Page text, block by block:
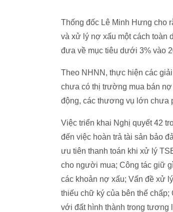
Thống đốc Lê Minh Hưng cho
và xử lý nợ xấu một cách toàn
đưa về mục tiêu dưới 3% vào
Theo NHNN, thực hiện các
chưa có thị trường mua bán
động, các thương vụ lớn chưa
Việc triển khai Nghị quyết 42
đến việc hoàn trả tài sản bảo
ưu tiên thanh toán khi xử lý
cho người mua; Công tác giữ
các khoản nợ xấu; Vấn đề xử
thiếu chữ ký của bên thế chấp;
với đất hình thành trong tương